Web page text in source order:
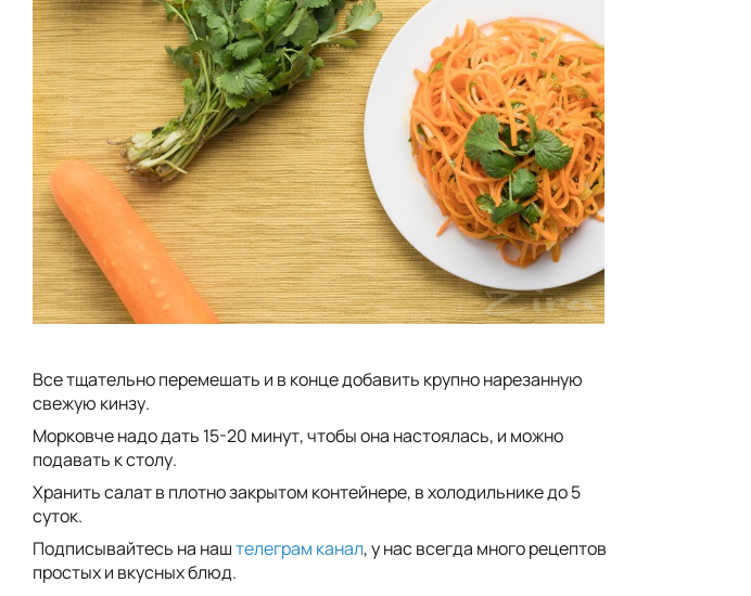
Все тщательно перемешать и в конце добавить крупно нарезанную
свежую кинзу.
Морковче надо дать 15-20 минут, чтобы она настоялась, и можно
подавать к столу.
Хранить салат в плотно закрытом контейнере, в холодильнике до 5
суток.
Подписывайтесь на наштелеграм канал, у нас всегда много рецептов
простых и вкусных блюд.